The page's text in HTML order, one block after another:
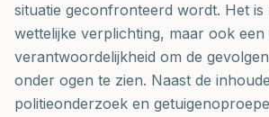
situatie geconfronteerd wordt. Het is
wettelijke verplichting, maar ook een
verantwoordelijkheid om de
onder ogen te zien. Naast de
politieonderzoek en